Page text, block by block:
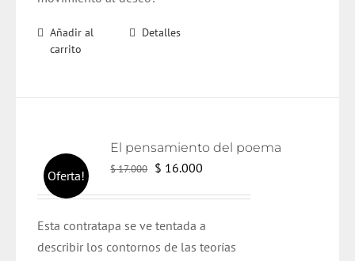
Añadir al
carrito
Detalles
Oferta!
El pensamiento del poema
$17.000 El
era:
$ 17.000.
$ 16.000
es:
$ 16.000.
Esta contratapa se ve tentada a
describir los contornos de las teorías